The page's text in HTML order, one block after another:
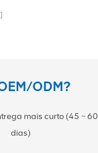
ODM?
mais curto (45 ~ 60
dias)